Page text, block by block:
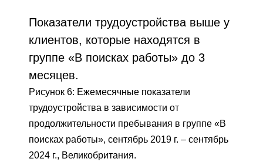
Показатели трудоустройства выше у
клиентов, которые находятся в
группе «В поисках работы» до 3
месяцев.
Рисунок 6: Ежемесячные показатели
трудоустройства в зависимости от
продолжительности пребывания в группе «В
поисках работы», сентябрь 2019 г. – сентябрь
2024 г., Великобритания.